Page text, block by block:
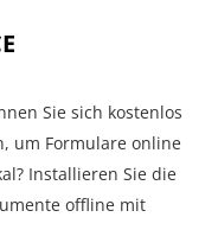
Sie sich kostenlos
um Formulare online
Installieren Sie die
offline mit